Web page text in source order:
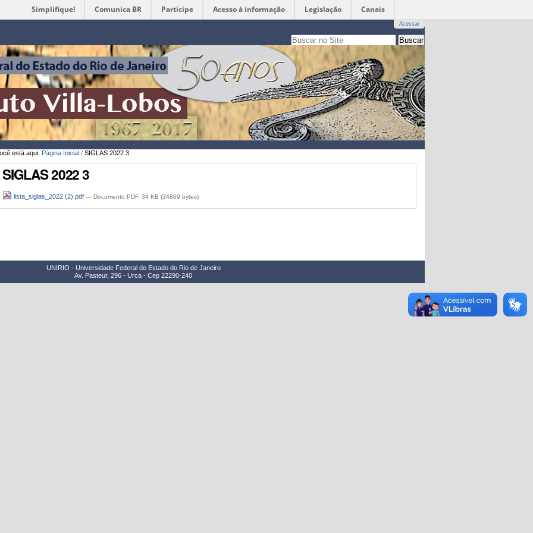
Simplifique! Comunica BR Participe Acesso à informação Legislação Canais
Acessar
Busca
apenas nesta seção
Busca
Avançada…
está aqui: Página Inicial / SIGLAS 2022 3
SIGLAS 2022 3
lista_siglas_2022 (2).pdf — Documento PDF, 34 KB (34869 bytes)
UNIRIO - Universidade Federal do Estado do Rio de Janeiro
Av. Pasteur, 296 - Urca - Cep 22290-240